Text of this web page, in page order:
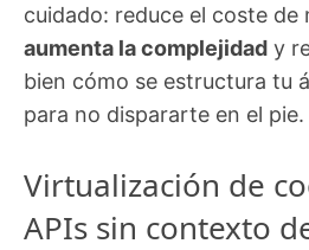
cuidado: reduce el coste de
aumenta la complejidad y
bien cómo se estructura tu
para no dispararte en el pie.
Virtualización de
APIs sin contexto